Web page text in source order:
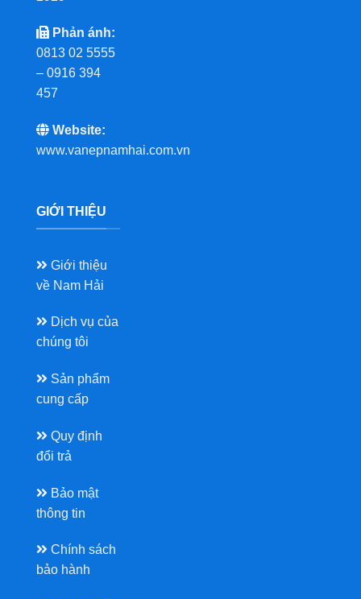
Phản ánh:
0813 02 5555
– 0916 394
457
Website:
www.vanepnamhai.com.vn
GIỚI THIỆU
Giới thiệu
về Nam Hải
Dịch vụ của
chúng tôi
Sản phẩm
cung cấp
Quy định
đổi trả
Bảo mật
thông tin
Chính sách
bảo hành